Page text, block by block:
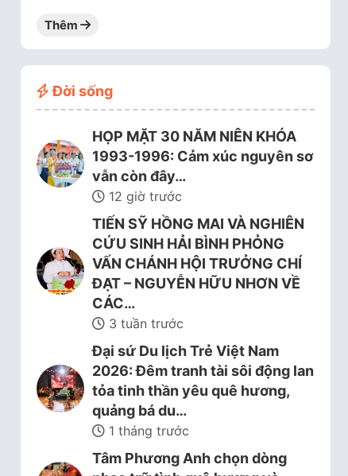
Thêm
Đời sống
HỌP MẶT 30 NĂM NIÊN KHÓA
1993-1996: Cảm xúc nguyên sơ
vẫn còn đây…
12 giờ trước
TIẾN SỸ HỒNG MAI VÀ NGHIÊN
CỨU SINH HẢI BÌNH PHỎNG
VẤN CHÁNH HỘI TRƯỞNG CHÍ
ĐẠT – NGUYỄN HỮU NHƠN VỀ
CÁC…
3 tuần trước
Đại sứ Du lịch Trẻ Việt Nam
2026: Đêm tranh tài sôi động lan
tỏa tinh thần yêu quê hương,
quảng bá du…
1 tháng trước
Tâm Phương Anh chọn dòng